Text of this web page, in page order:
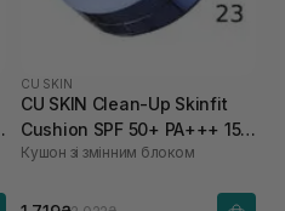
CU SKIN
CU SKIN Clean-Up Skinfit
Cushion SPF 50+ PA+++ 15 г
+ 15 г 23 тон
Кушон зі змінним блоком